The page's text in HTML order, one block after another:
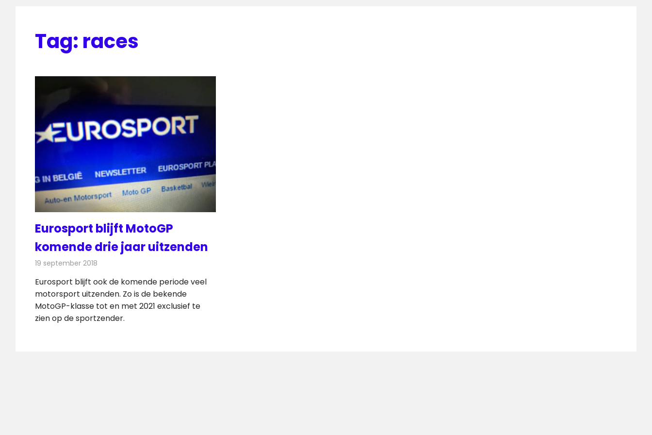
Tag: races
Eurosport blijft MotoGP
komende drie jaar uitzenden
19 september 2018
Eurosport blijft ook de komende periode veel
motorsport uitzenden. Zo is de bekende
MotoGP-klasse tot en met 2021 exclusief te
zien op de sportzender.